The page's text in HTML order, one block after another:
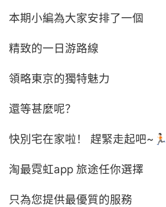
本期小編為大家安排了一個
精致的一日游路線
領略東京的獨特魅力
還等甚麼呢？
快別宅在家啦！ 趕緊走起吧~🏃🏻
淘最霓虹app 旅途任你選擇
只為您提供最優質的服務